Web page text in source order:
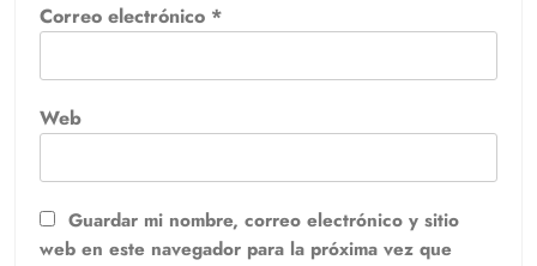
Correo electrónico *
Web
Guardar mi nombre, correo electrónico y sitio
web en este navegador para la próxima vez que